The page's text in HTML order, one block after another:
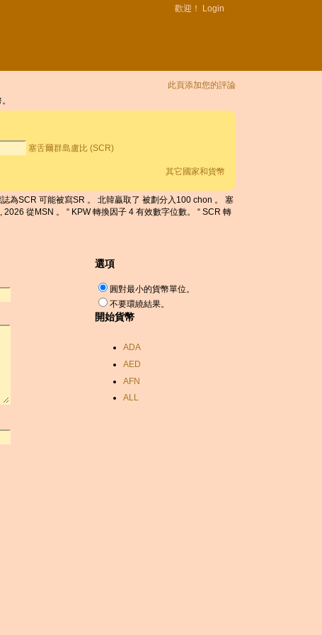
歡迎！ Login
此頁添加您的評論
塞舌爾群島盧比 (SCR)
其它國家和貨幣
為SCR 可能被寫SR 。 北韓贏取了 被劃分入100 chon 。 塞
從MSN 。 “ KPW 轉換因子 4 有效數字位數。 “ SCR 轉
選項
圓對最小的貨幣單位。
不要環繞結果。
開始貨幣
ADA
AED
AFN
ALL